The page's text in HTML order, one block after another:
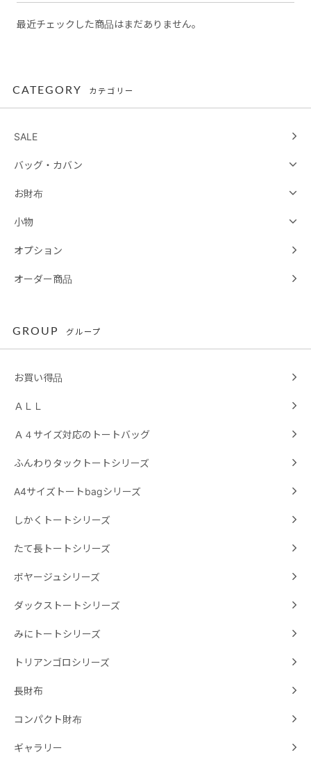
最近チェックした商品はまだありません。
CATEGORY カテゴリー
SALE
バッグ・カバン
お財布
小物
オプション
オーダー商品
GROUP グループ
お買い得品
ＡＬＬ
Ａ４サイズ対応のトートバッグ
ふんわりタックトートシリーズ
A4サイズトートbagシリーズ
しかくトートシリーズ
たて長トートシリーズ
ボヤージュシリーズ
ダックストートシリーズ
みにトートシリーズ
トリアンゴロシリーズ
長財布
コンパクト財布
ギャラリー